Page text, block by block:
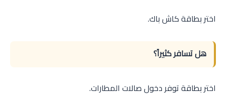
اختر بطاقة كاش باك.
هل تسافر كثيراً؟
اختر بطاقة توفر دخول صالات المطارات.